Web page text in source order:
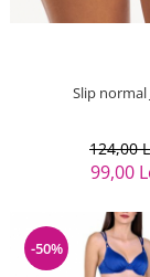
Slip normal
124,00
99,00
-50%